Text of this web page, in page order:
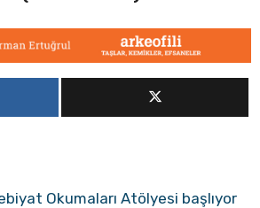
Okumaları Atölyesi başlıyor